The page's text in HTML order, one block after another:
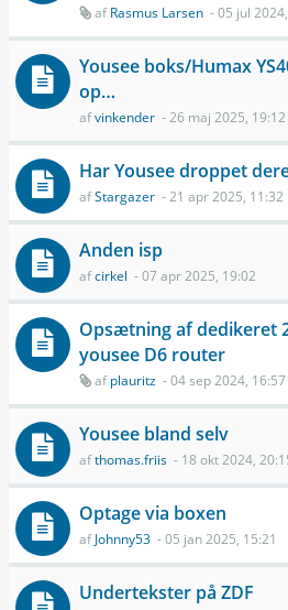
afRasmus Larsen - 05 jul
Yousee boks/Humax
op…
afvinkender - 26 maj 2025, 19:12
Har Yousee droppet
afStargazer - 21 apr 2025, 11:32
Anden isp
afcirkel - 07 apr 2025, 19:02
Opsætning af dedikeret
yousee D6 router
afplauritz - 04 sep 2024, 16:57
Yousee bland selv
afthomas.friis - 18 okt 2024,
Optage via boxen
afJohnny53 - 05 jan 2025, 15:21
Undertekster på ZDF